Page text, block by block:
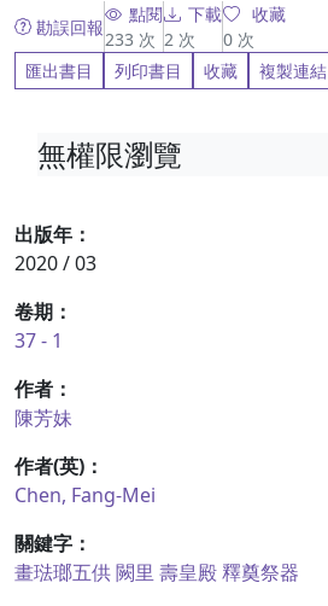
勘誤回報
點閱
233 次
下載
2 次
收藏
0 次
匯出書目
列印書目 收藏 複製連結
出版年：
2020 / 03
卷期：
37 - 1
作者：
陳芳妹
作者(英)：
Chen, Fang-Mei
關鍵字：
畫琺瑯五供闕里 壽皇殿釋奠祭器
無權限瀏覽